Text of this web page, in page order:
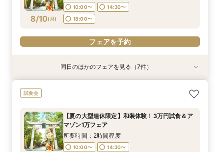
フェアを予約
フェアを予約
フェアを予約
フェアを予約
フェアを予約
フェアを予約
8/10(月)
10:00〜
14:30〜
18:00〜
フェアを予約
8/10(月 )
【神社挙式＋写真のお客様へ：30万円】試食付
10:00〜
14:30〜
18:00〜
8/10(月 )
【親族婚希望のお客様へ：20名様58万円】試食
10:00〜
14:30〜
18:00〜
8/10(月 )
【家族婚希望のお客様へ10名様48万円】試食付
10:00〜
14:30〜
18:00〜
8/10(月 )
【40名様130万円】リニューアル記念：神社婚
10:00〜
14:30〜
18:00〜
8/10(月 )
【和装でのお写真婚のお客様へ：2万5千円】試
10:00〜
14:30〜
18:00〜
8/10(月 )
【平日限定和装の結婚式案内60分完結！】時短
10:00〜
15:00〜
18:30〜
8/10(月 )
【平日限定フルコース試食付き】3万4千円の豪
10:00〜
15:00〜
18:30〜
同日のほかのフェアを見る（7件）
試食会
【夏の大型連休限定】和装体験！3万円試食＆ア
マゾン1万フェア
所要時間：2時間程度
10:00〜
14:30〜